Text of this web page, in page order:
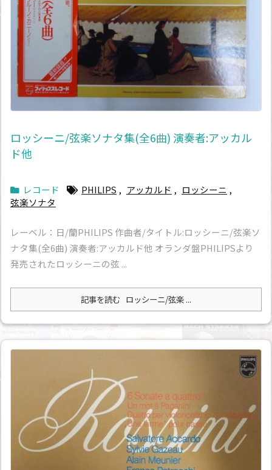
ロッシーニ/弦楽ソナタ集(全6曲) 演奏者:アッカル
ド他
レコード PHILIPS , アッカルド , ロッシーニ ,
弦楽ソナタ
レーベル：日/蘭PHILIPS 作曲者/タイトル:ロッシーニ/弦楽ソ
ナタ集(全6曲) 演奏者:アッカルド他 オランダ盤PHILIPSより
発売されたロッシーニの弦 ...
記事を読む ロッシーニ/弦楽 ...